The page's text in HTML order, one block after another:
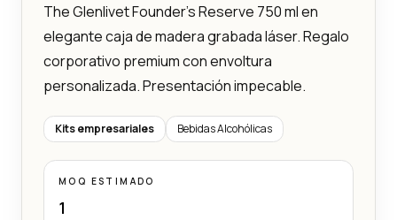
The Glenlivet Founder’s Reserve 750 ml en
elegante caja de madera grabada láser. Regalo
corporativo premium con envoltura
personalizada. Presentación impecable.
Kits empresariales Bebidas Alcohólicas
MOQ ESTIMADO
1